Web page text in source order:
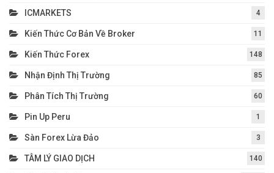
ICMARKETS 4
Kiến Thức Cơ Bản Về Broker 11
Kiến Thức Forex 148
Nhận Định Thị Trường 85
Phân Tích Thị Trường 60
Pin Up Peru 1
Sàn Forex Lừa Đảo 3
TÂM LÝ GIAO DỊCH 140